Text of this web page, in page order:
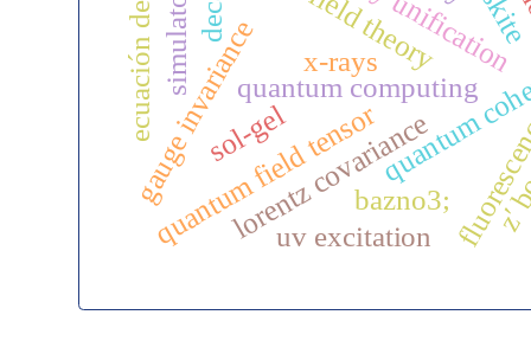
quantum
quantum computing
quantum field tensor
lorentz covariance
gauge invariance bazno3;
sol-gel
uv excitation
x-rays
simulators
z′